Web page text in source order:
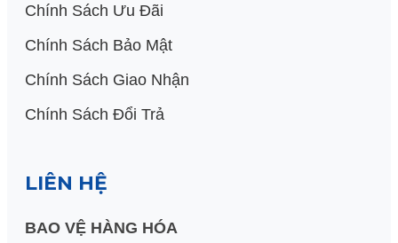
Chính Sách Ưu Đãi
Chính Sách Bảo Mật
Chính Sách Giao Nhận
Chính Sách Đổi Trả
LIÊN HỆ
BAO VỆ HÀNG HÓA